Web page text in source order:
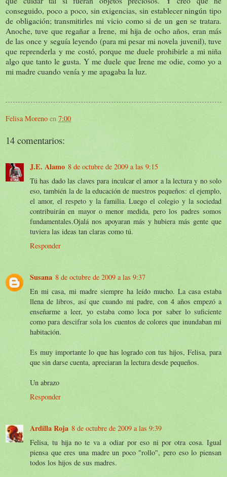
conseguido, poco a poco, sin exigencias, sin establecer ningún tipo
de obligación; transmitirles mi vicio como si de un gen se tratara.
Anoche, tuve que regañar a Irene, mi hija de ocho años, eran más
de las once y seguía leyendo (para mi pesar mi novela juvenil), tuve
que reprenderla y me costó, porque me duele prohibirle a mi niña
algo que tanto le gusta. Y me duele que Irene me odie, como yo a
mi madre cuando venía y me apagaba la luz.
Felisa Moreno en 7:00
14 comentarios:
J.E. Alamo 8 de octubre de 2009 a las 9:15
Tú has dado las claves para inculcar el amor a la lectura y no solo
eso, también la de la educación de nuestros pequeños: el ejemplo,
el amor, el respeto y la familia. Luego el colegio y la sociedad
contribuirán en mayor o menor medida, pero los padres somos
fundamentales.Ojalá nos apoyaran más y hubiera más gente que
tuviera las ideas tan claras como tú.
Responder
Susana 8 de octubre de 2009 a las 9:37
En mi casa, mi madre siempre ha leído mucho. La casa estaba
llena de libros, así que cuando mi padre, con 4 años empezó a
enseñarme a leer, yo estaba como loca por saber lo suficiente
como para descifrar sola los cuentos de colores que inundaban mi
habitación.
Es muy importante lo que has logrado con tus hijos, Felisa, para
que sin darse cuenta, apreciaran la lectura desde pequeños.
Un abrazo
Responder
Ardilla Roja 8 de octubre de 2009 a las 9:39
Felisa, tu hija no te va a odiar por eso ni por otra cosa. Igual
piensa que eres una madre un poco "rollo", pero eso lo piensan
todos los hijos de sus madres.